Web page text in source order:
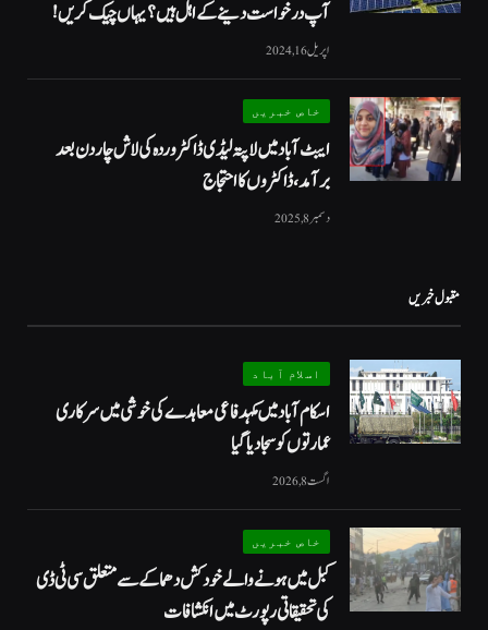
آپ درخواست دینے کے اہل ہیں؟ یہاں چیک کریں!
اپریل 16, 2024
خاص خبریں
ایبٹ آباد میں لاپتہ لیڈی ڈاکٹر وردہ کی لاش چار دن بعد
برآمد، ڈاکٹروں کا احتجاج
دسمبر 8, 2025
مقبول خبریں
اسلام آباد
اسکام آباد میں مکہدفاعی معاہدے کی خوشی میں سرکاری
عمارتوں کو سجا دیا گیا
اگست 8, 2026
خاص خبریں
کبل میں ہونے والے خودکش دھماکے سے متعلق سی ٹی ڈی
کی تحقیقاتی رپورٹ میں انکشافات